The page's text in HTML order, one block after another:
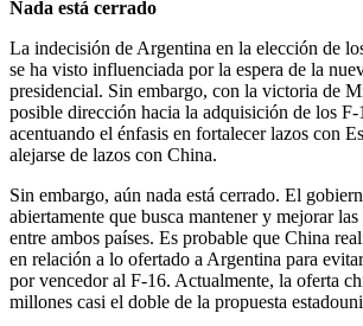
Nada está cerrado
La indecisión de Argentina en la elección de
se ha visto influenciada por la espera de la
presidencial. Sin embargo, con la victoria de
posible dirección hacia la adquisición de los
acentuando el énfasis en fortalecer lazos con
alejarse de lazos con China.
Sin embargo, aún nada está cerrado. El
abiertamente que busca mantener y mejorar
entre ambos países. Es probable que China
en relación a lo ofertado a Argentina para
por vencedor al F-16. Actualmente, la oferta
millones casi el doble de la propuesta